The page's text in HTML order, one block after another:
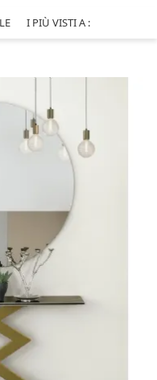
I PIÙ VISTI A :